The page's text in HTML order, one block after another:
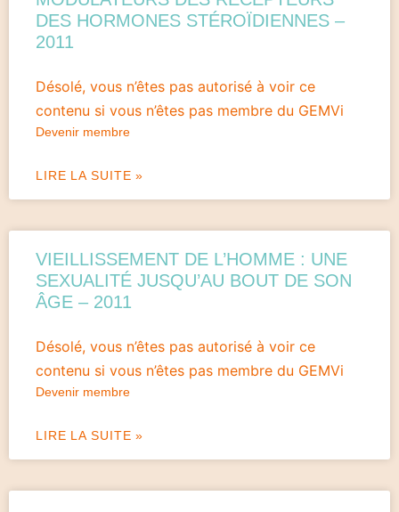
DES HORMONES STÉROÏDIENNES –
2011
Désolé, vous n’êtes pas autorisé à voir ce
contenu si vous n’êtes pas membre du GEMVi
Devenir membre
LIRE LA SUITE »
VIEILLISSEMENT DE L’HOMME : UNE
SEXUALITÉ JUSQU’AU BOUT DE SON
ÂGE – 2011
Désolé, vous n’êtes pas autorisé à voir ce
contenu si vous n’êtes pas membre du GEMVi
Devenir membre
LIRE LA SUITE »